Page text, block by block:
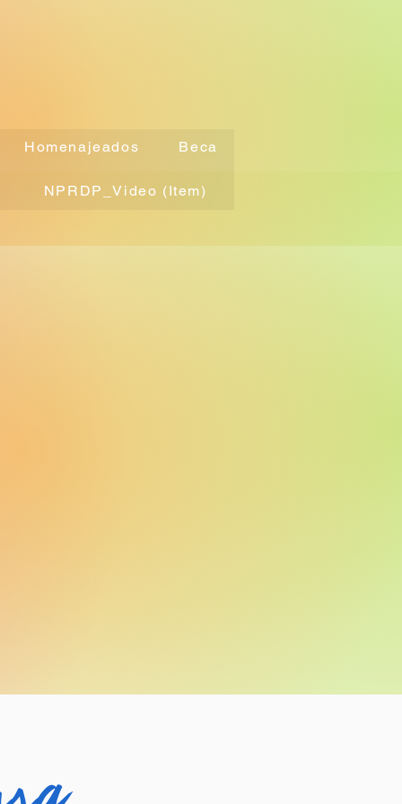
Homenajeados Beca
NPRDP_Video (Item)